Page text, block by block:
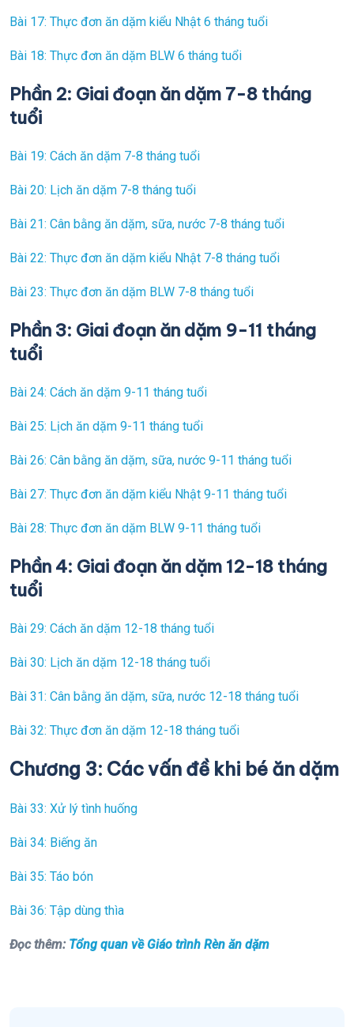
Bài 17: Thực đơn ăn dặm kiểu Nhật 6 tháng tuổi
Bài 18: Thực đơn ăn dặm BLW 6 tháng tuổi
Phần 2: Giai đoạn ăn dặm 7-8 tháng
tuổi
Bài 19: Cách ăn dặm 7-8 tháng tuổi
Bài 20: Lịch ăn dặm 7-8 tháng tuổi
Bài 21: Cân bằng ăn dặm, sữa, nước 7-8 tháng tuổi
Bài 22: Thực đơn ăn dặm kiểu Nhật 7-8 tháng tuổi
Bài 23: Thực đơn ăn dặm BLW 7-8 tháng tuổi
Phần 3: Giai đoạn ăn dặm 9-11 tháng
tuổi
Bài 24: Cách ăn dặm 9-11 tháng tuổi
Bài 25: Lịch ăn dặm 9-11 tháng tuổi
Bài 26: Cân bằng ăn dặm, sữa, nước 9-11 tháng tuổi
Bài 27: Thực đơn ăn dặm kiểu Nhật 9-11 tháng tuổi
Bài 28: Thực đơn ăn dặm BLW 9-11 tháng tuổi
Phần 4: Giai đoạn ăn dặm 12-18 tháng
tuổi
Bài 29: Cách ăn dặm 12-18 tháng tuổi
Bài 30: Lịch ăn dặm 12-18 tháng tuổi
Bài 31: Cân bằng ăn dặm, sữa, nước 12-18 tháng tuổi
Bài 32: Thực đơn ăn dặm 12-18 tháng tuổi
Chương 3: Các vấn đề khi bé ăn dặm
Bài 33: Xử lý tình huống
Bài 34: Biếng ăn
Bài 35: Táo bón
Bài 36: Tập dùng thìa
Đọc thêm: Tổng quan về Giáo trình Rèn ăn dặm